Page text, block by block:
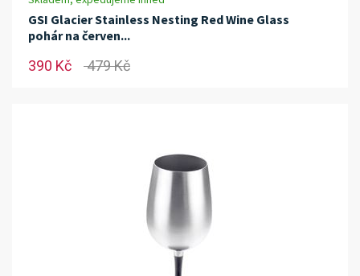
GSI Glacier Stainless Nesting Red Wine Glass
pohár na červen...
390 Kč 479 Kč